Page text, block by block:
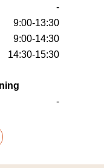
-
9:00-13:30
9:00-14:30
14:30-15:30
-